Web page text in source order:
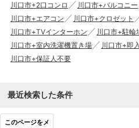
川口市+2口コンロ
川口市+バルコニー
川口市+エアコン
川口市+クロゼット
川口市+TVインターホン
川口市+駐輪
川口市+室内洗濯機置き場
川口市+即
川口市+保証人不要
最近検索した条件
このページをメ